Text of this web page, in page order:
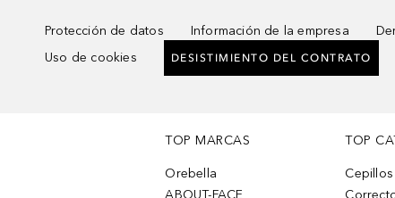
Protección de datos Información de la empresa
Uso de cookies
DESISTIMIENTO DEL CONTRATO
TOP MARCAS
Orebella
ABOUT-FACE
TOP
Cepillos